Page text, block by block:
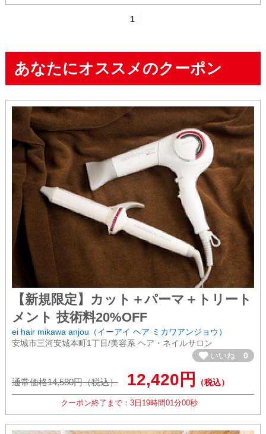
1
あなたにオススメのクーポン
【新規限定】カット＋パーマ＋トリート
メント 技術料20%OFF
ei hair mikawa anjou（イーアイ ヘア ミカワアンジョウ）
安城市三河安城本町1丁目/美容系 ヘア・ネイルサロン
いいね0
通常価格14,580円（税込） 12,420円 （税込）
クーポン終了まで： 3日 19時間00分59秒